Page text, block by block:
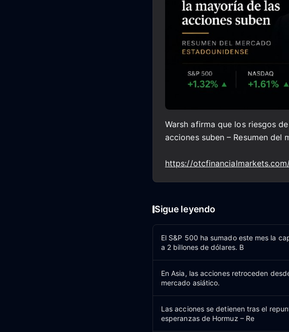
Warsh afirma que los riesgos
acciones suben – Resumen del
https://
Sigue leyendo
El S&P 500 ha sumado este mes la
a 2 billones de dólares. B
En Asia, las acciones retroceden
mercado asiático.
Las acciones se detienen tras el
esperanzas de Hormuz – Re